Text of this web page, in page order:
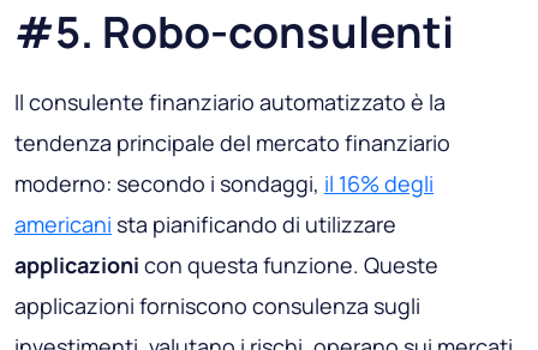
#5. Robo-consulenti
Il consulente finanziario automatizzato è la
tendenza principale del mercato finanziario
moderno: secondo i sondaggi, il 16% degli
americani sta pianificando di utilizzare
applicazioni con questa funzione. Queste
applicazioni forniscono consulenza sugli